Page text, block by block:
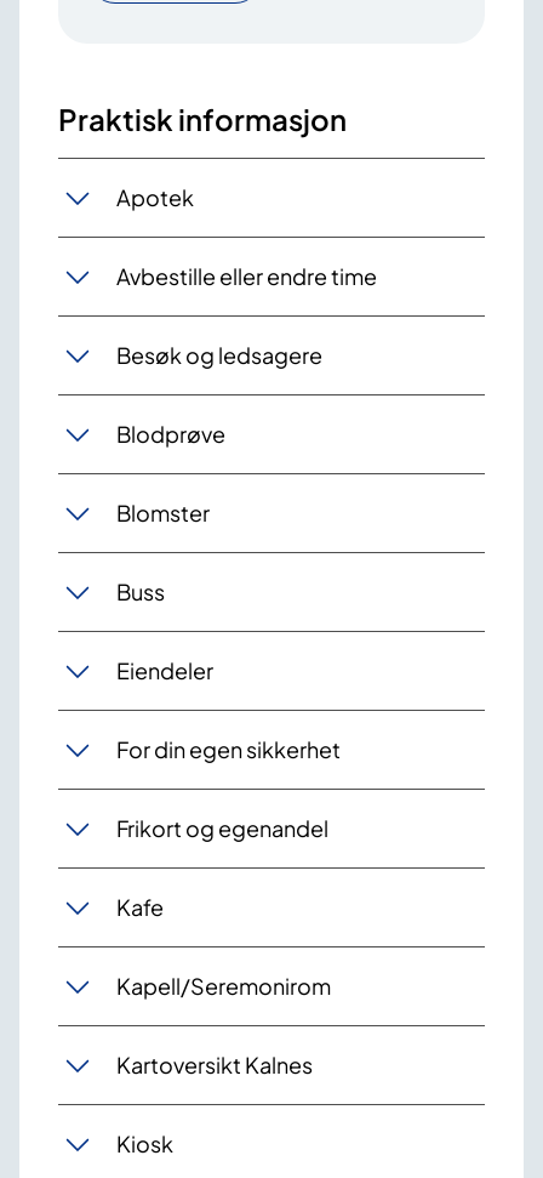
Praktisk informasjon
Apotek
Avbestille eller endre time
Besøk og ledsagere
Blodprøve
Blomster
Buss
Eiendeler
For din egen sikkerhet
Frikort og egenandel
Kafe
Kapell/Seremonirom
Kartoversikt Kalnes
Kiosk